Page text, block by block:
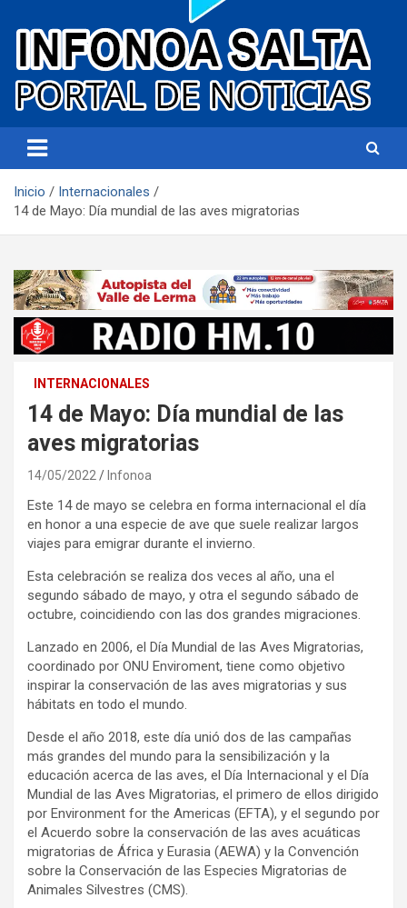
Infonoa Salta
Inicio
Internacionales
14 de Mayo: Día mundial de las aves migratorias
INTERNACIONALES
14 de Mayo: Día mundial de las
aves migratorias
14/05/2022 Infonoa
Este 14 de mayo se celebra en forma internacional el día
en honor a una especie de ave que suele realizar largos
viajes para emigrar durante el invierno.
Esta celebración se realiza dos veces al año, una el
segundo sábado de mayo, y otra el segundo sábado de
octubre, coincidiendo con las dos grandes migraciones.
Lanzado en 2006, el Día Mundial de las Aves Migratorias,
coordinado por ONU Enviroment, tiene como objetivo
inspirar la conservación de las aves migratorias y sus
hábitats en todo el mundo.
Desde el año 2018, este día unió dos de las campañas
más grandes del mundo para la sensibilización y la
educación acerca de las aves, el Día Internacional y el Día
Mundial de las Aves Migratorias, el primero de ellos dirigido
por Environment for the Americas (EFTA), y el segundo por
el Acuerdo sobre la conservación de las aves acuáticas
migratorias de África y Eurasia (AEWA) y la Convención
sobre la Conservación de las Especies Migratorias de
Animales Silvestres (CMS).